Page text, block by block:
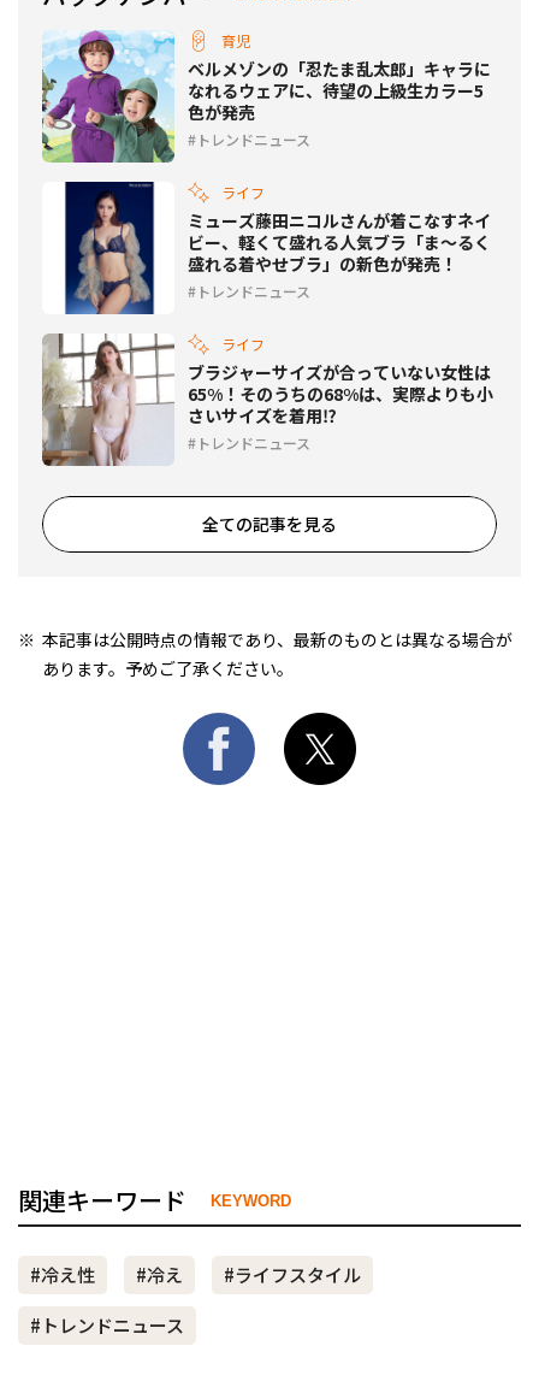
育児
ベルメゾンの「忍たま乱太郎」キャラに
なれるウェアに、待望の上級生カラー5
色が発売
トレンドニュース
ライフ
ミューズ藤田ニコルさんが着こなすネイ
ビー、軽くて盛れる人気ブラ「ま～るく
盛れる着やせブラ」の新色が発売！
トレンドニュース
ライフ
ブラジャーサイズが合っていない女性は
65%！そのうちの68%は、実際よりも小
さいサイズを着用⁉
トレンドニュース
全ての記事を見る
本記事は公開時点の情報であり、最新のものとは異なる場合が
あります。予めご了承ください。
関連キーワード KEYWORD
#冷え性 #冷え
#ライフスタイル
#トレンドニュース